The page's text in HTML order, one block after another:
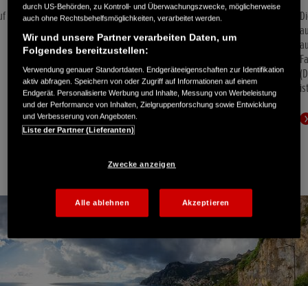
Maximale Leistung in jedem Gelände. Mit dem langen Federweg, dem
leistungsstarken Zweizylindermotor und fortschrittlicher Technologie ist
die Africa Twin genau das richtige Bike für dein nächstes Offroad-
Abenteuer.
MEHR ERFAHREN
durch US-Behörden, zu Kontroll- und Überwachungszwecke, möglicherweise
auch ohne Rechtsbehelfsmöglichkeiten, verarbeitet werden.
Wir und unsere Partner verarbeiten Daten, um
Folgendes bereitzustellen:
Verwendung genauer Standortdaten. Endgeräteeigenschaften zur Identifikation
aktiv abfragen. Speichern von oder Zugriff auf Informationen auf einem
Endgerät. Personalisierte Werbung und Inhalte, Messung von Werbeleistung
und der Performance von Inhalten, Zielgruppenforschung sowie Entwicklung
und Verbesserung von Angeboten.
Liste der Partner (Lieferanten)
Zwecke anzeigen
Alle ablehnen Akzeptieren